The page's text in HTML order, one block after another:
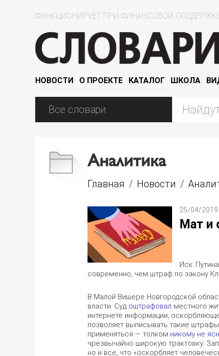
ФУНКЦИОНИРУЕТ ПРИ ФИНАНСОВОЙ
НОВОСТИ О ПРОЕКТЕ КАТАЛОГ ШКОЛА
Аналитика
Главная / Новости /
25/04/2019
Мат и
Иск
современно, чем штраф по закону
В Малой Вишере Новгородской
власти. Суд оштрафовал местного
интернете информации,
позволяет выписывать такие
применяться — толком никому не
чрезвычайно широкую трактовку.
но и все, что «оскорбляет